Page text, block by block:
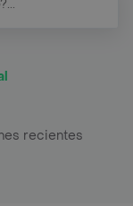
recientes